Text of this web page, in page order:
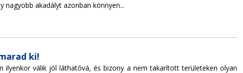
nagyobb akadályt azonban könnyen...
ki!
válik jól láthatóvá, és bizony a nem takarított területeken olyan